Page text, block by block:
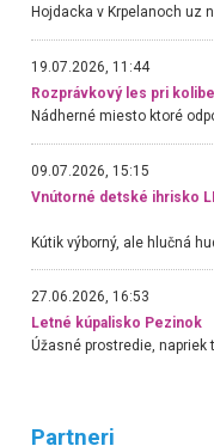
19.07.2026, 11:44
Rozprávkový les pri
09.07.2026, 15:15
Vnútorné detské ihrisko
27.06.2026, 16:53
Letné kúpalisko Pezinok
Partneri